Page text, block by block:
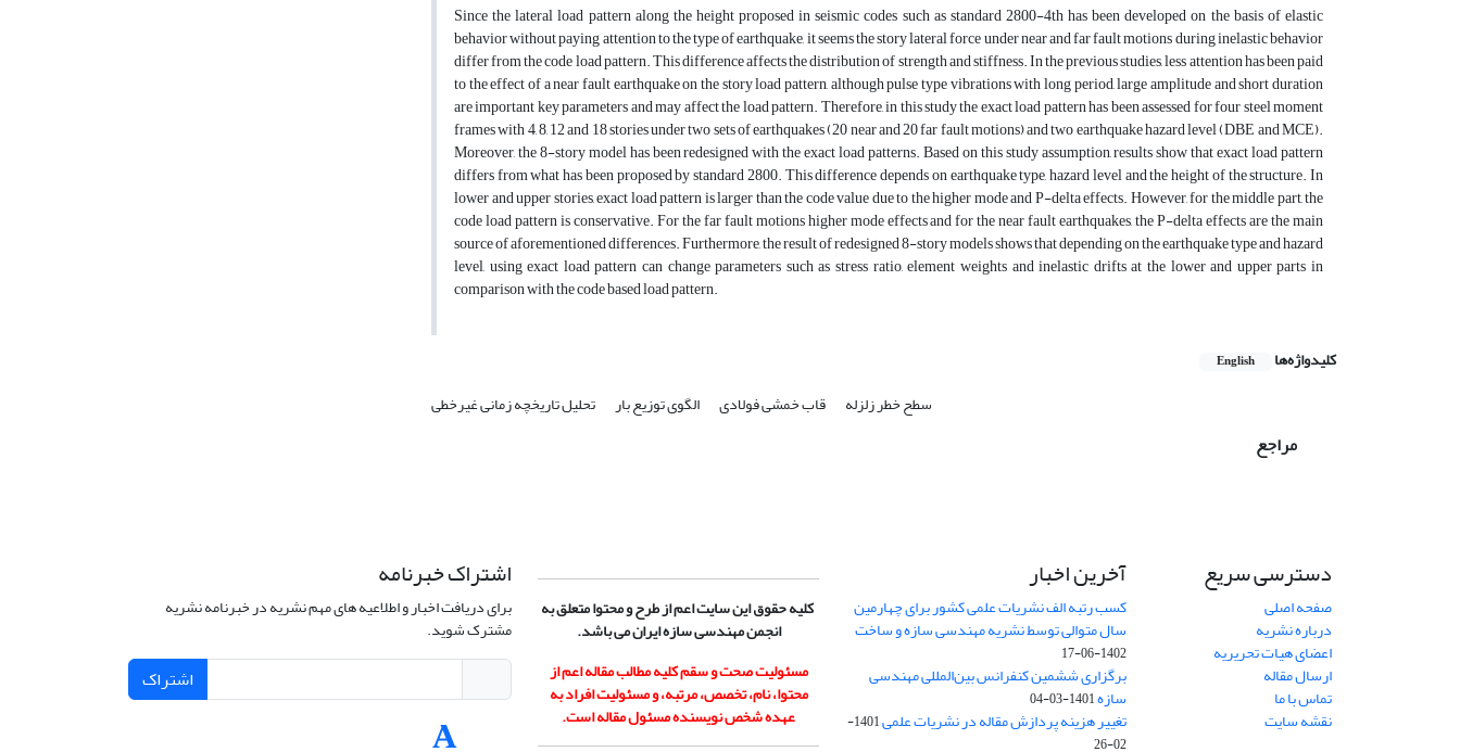
Since the lateral load pattern along the height proposed in seismic codes such as standard 2800-4th has been developed on the basis of elastic
behavior without paying attention to the type of earthquake, it seems the story lateral force under near and far fault motions during inelastic behavior
differ from the code load pattern. This difference affects the distribution of strength and stiffness. In the previous studies, less attention has been paid
to the effect of a near fault earthquake on the story load pattern, although pulse type vibrations with long period, large amplitude and short duration
are important key parameters and may affect the load pattern. Therefore, in this study the exact load pattern has been assessed for four steel moment
frames with 4, 8, 12 and 18 stories under two sets of earthquakes (20 near and 20 far fault motions) and two earthquake hazard level (DBE and MCE).
Moreover, the 8-story model has been redesigned with the exact load patterns. Based on this study assumption, results show that exact load pattern
differs from what has been proposed by standard 2800. This difference depends on earthquake type, hazard level and the height of the structure. In
lower and upper stories, exact load pattern is larger than the code value due to the higher mode and P-delta effects. However, for the middle part, the
code load pattern is conservative. For the far fault motions higher mode effects and for the near fault earthquakes, the P-delta effects are the main
source of aforementioned differences. Furthermore, the result of redesigned 8-story models shows that depending on the earthquake type and hazard
level, using exact load pattern can change parameters such as stress ratio, element weights and inelastic drifts at the lower and upper parts in
comparison with the code based load pattern.
کلیدواژه‌ها English
سطح خطر زلزله قاب خمشی فولادی الگوی توزیع بار تحلیل تاریخچه زمانی غیرخطی
مراجع
دسترسی سریع
صفحه اصلی
درباره نشریه
اعضای هیات تحریریه
ارسال مقاله
تماس با ما
نقشه سایت
آخرین اخبار
کسب رتبه الف نشریات علمی کشور برای چهارمین
سال متوالی توسط نشریه مهندسی سازه و ساخت
1402-06-17
برگزاری ششمین کنفرانس بین‌المللی مهندسی
سازه1401-03-04
تغییر هزینه پردازش مقاله در نشریات علمی
1401-
02-26
کلیه حقوق این سایت اعم از طرح و محتوا متعلق به
انجمن مهندسی سازه ایران می باشد.
مسئولیت صحت و سقم کلیه مطالب مقاله اعم از
محتوا، نام، تخصص، مرتبه، و مسئولیت افراد به
عهده شخص نویسنده مسئول مقاله است.
اشتراک خبرنامه
برای دریافت اخبار و اطلاعیه های مهم نشریه در خبرنامه نشریه
مشترک شوید.
اشتراک